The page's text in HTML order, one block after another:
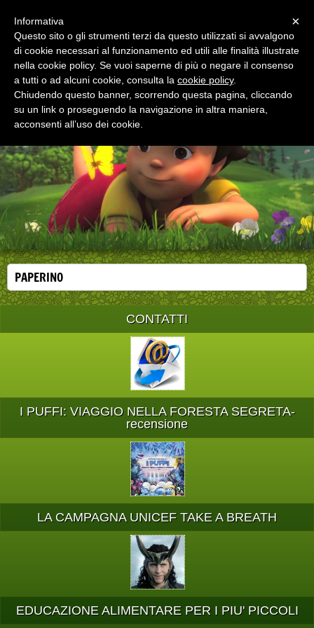
EDUCAZIONE ALLA SALUTE
Corsi, convegni e didattica di formazione e
aggiornamento per operatori della salute
PAPERINO
CONTATTI
I PUFFI: VIAGGIO NELLA FORESTA SEGRETA-
recensione
LA CAMPAGNA UNICEF TAKE A BREATH
EDUCAZIONE ALIMENTARE PER I PIU' PICCOLI
×
Informativa
Questo sito o gli strumenti terzi da questo utilizzati si avvalgono
di cookie necessari al funzionamento ed utili alle finalità illustrate
nella cookie policy. Se vuoi saperne di più o negare il consenso
a tutti o ad alcuni cookie, consulta la cookie policy.
Chiudendo questo banner, scorrendo questa pagina, cliccando
su un link o proseguendo la navigazione in altra maniera,
acconsenti all’uso dei cookie.